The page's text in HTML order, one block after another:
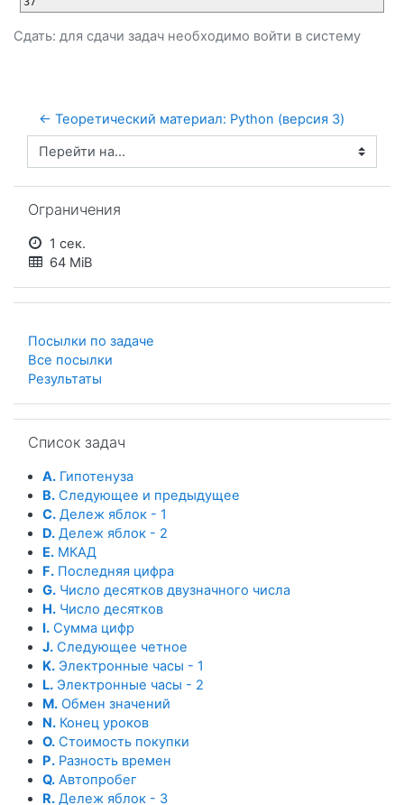
Сдать: для сдачи задач необходимо войти в систему
← Теоретический материал: Python (версия 3)
Перейти на...
Ограничения
1 сек.
64 MiB
Посылки по задаче
Все посылки
Результаты
Список задач
A. Гипотенуза
B. Следующее и предыдущее
C. Дележ яблок - 1
D. Дележ яблок - 2
E. МКАД
F. Последняя цифра
G. Число десятков двузначного числа
H. Число десятков
I. Сумма цифр
J. Следующее четное
K. Электронные часы - 1
L. Электронные часы - 2
M. Обмен значений
N. Конец уроков
O. Стоимость покупки
P. Разность времен
Q. Автопробег
R. Дележ яблок - 3